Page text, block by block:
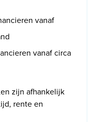
vanaf
vanaf circa
zijn afhankelijk
rente en